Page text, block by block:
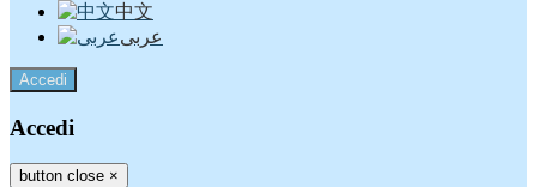
中文
عربى
Accedi
Accedi
button close ×